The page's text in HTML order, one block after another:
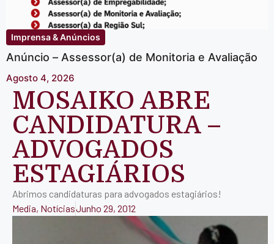
Imprensa & Anúncios
Anúncio – Assessor(a) de Monitoria e Avaliação
Agosto 4, 2026
MOSAIKO ABRE
CANDIDATURA –
ADVOGADOS
ESTAGIÁRIOS
Abrimos candidaturas para advogados estagiários!
Media, NotíciasJunho 29, 2012